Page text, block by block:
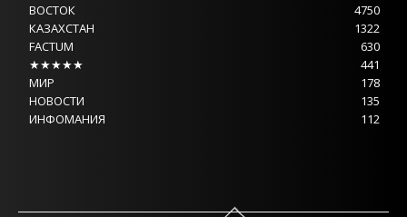
ВОСТОК
4750
КАЗАХСТАН
1322
FACTUM
630
★★★★★
441
МИР
178
НОВОСТИ
135
ИНФОМАНИЯ
112